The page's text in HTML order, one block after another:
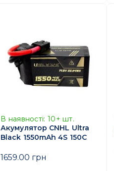
В наявності: 10+ шт.
Акумулятор CNHL Ultra
Black 1550mAh 4S 150C
1659.00 грн